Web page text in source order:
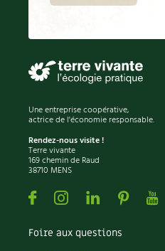
Une entreprise coopérative,
actrice de l'économie responsable.
Rendez-nous visite !
Terre vivante
169 chemin de Raud
38710 MENS
FacebookInstagramLinkedin
Foire aux questions